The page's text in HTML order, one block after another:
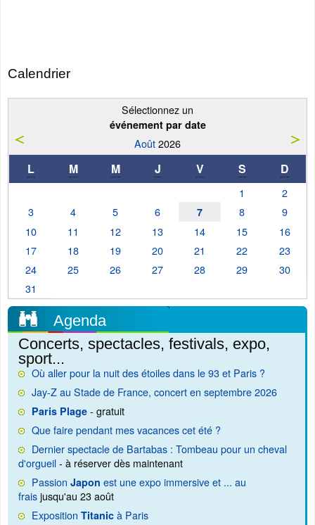
Calendrier
Sélectionnez un
événement par date
Août2026
L M M J V S D
1
2
3
4 5 6 7 8
9
10
11 12 13 14 15
16
17
18 19 20 21 22
23
24
25 26 27 28 29
30
31
Agenda
Concerts, spectacles, festivals, expo,
sport...
Où aller pour la nuit des étoiles dans le 93 et Paris ?
Jay-Z au Stade de France, concert en septembre 2026
Paris Plage - gratuit
Que faire pendant mes vacances cet été ?
Dernier spectacle de Bartabas : Tombeau pour un cheval
d'orgueil- à réserver dès maintenant
Passion Japon est une expo immersive et ... au
fraisjusqu'au 23 août
Exposition Titanic à Paris